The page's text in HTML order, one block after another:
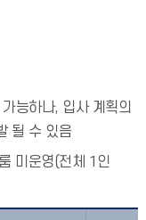
능하나, 입사 계획의
될 수 있음
미운영(전체 1인